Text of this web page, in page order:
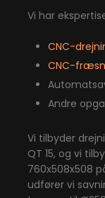
Vi har
CNC-
CNC-
Andre
Vi tilbyder
QT 15, og vi
760x508x508
udfører vi